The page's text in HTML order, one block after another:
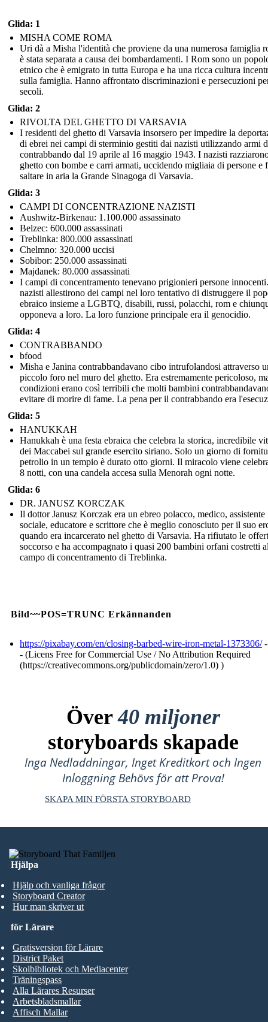
Glida: 1
MISHA COME ROMA
Uri dà a Misha l'identità che proviene da una numerosa famiglia
è stata separata a causa dei bombardamenti. I Rom sono un
etnico che è emigrato in tutta Europa e ha una ricca cultura
sulla famiglia. Hanno affrontato discriminazioni e persecuzioni
secoli.
Glida: 2
RIVOLTA DEL GHETTO DI VARSAVIA
I residenti del ghetto di Varsavia insorsero per impedire la
di ebrei nei campi di sterminio gestiti dai nazisti utilizzando armi
contrabbando dal 19 aprile al 16 maggio 1943. I nazisti
ghetto con bombe e carri armati, uccidendo migliaia di persone e
saltare in aria la Grande Sinagoga di Varsavia.
Glida: 3
CAMPI DI CONCENTRAZIONE NAZISTI
Aushwitz-Birkenau: 1.100.000 assassinato
Belzec: 600.000 assassinati
Treblinka: 800.000 assassinati
Chelmno: 320.000 uccisi
Sobibor: 250.000 assassinati
Majdanek: 80.000 assassinati
I campi di concentramento tenevano prigionieri persone
nazisti allestirono dei campi nel loro tentativo di distruggere il
ebraico insieme a LGBTQ, disabili, russi, polacchi, rom e
opponeva a loro. La loro funzione principale era il genocidio.
Glida: 4
CONTRABBANDO
bfood
Misha e Janina contrabbandavano cibo intrufolandosi attraverso
piccolo foro nel muro del ghetto. Era estremamente pericoloso,
condizioni erano così terribili che molti bambini
evitare di morire di fame. La pena per il contrabbando era
Glida: 5
HANUKKAH
Hanukkah è una festa ebraica che celebra la storica, incredibile
dei Maccabei sul grande esercito siriano. Solo un giorno di
petrolio in un tempio è durato otto giorni. Il miracolo viene
8 notti, con una candela accesa sulla Menorah ogni notte.
Glida: 6
DR. JANUSZ KORCZAK
Il dottor Janusz Korczak era un ebreo polacco, medico, assistente
sociale, educatore e scrittore che è meglio conosciuto per il suo
quando era incarcerato nel ghetto di Varsavia. Ha rifiutato le
soccorso e ha accompagnato i quasi 200 bambini orfani costretti
campo di concentramento di Treblinka.
Bild~~POS=TRUNC Erkännanden
https://pixabay.com/en/closing-barbed-wire-iron-metal-1373306/-
- (Licens Free for Commercial Use / No Attribution Required
(https://creativecommons.org/publicdomain/zero/1.0) )
Över40 miljoner
storyboards skapade
Inga Nedladdningar, Inget Kreditkort och Ingen
Inloggning Behövs för att Prova!
SKAPA MIN FÖRSTA STORYBOARD
Hjälpa
Hjälp och vanliga frågor
Storyboard Creator
Hur man skriver ut
för Lärare
Gratisversion för Lärare
District Paket
Skolbibliotek och Mediacenter
Träningspass
Alla Lärares Resurser
Arbetsbladsmallar
Affisch Mallar